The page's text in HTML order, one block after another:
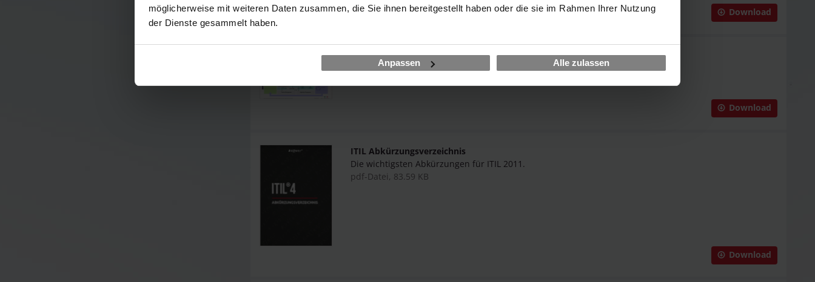
möglicherweise mit weiteren Daten zusammen, die Sie ihnen bereitgestellt haben oder die sie im Rahmen Ihrer Nutzung
der Dienste gesammelt haben.
Anpassen Alle zulassen
Download
ITIL 2011 Processmodel (English)
The small and the big picture of ITIL.
Download
ITIL Abkürzungsverzeichnis
Die wichtigsten Abkürzungen für ITIL 2011.
pdf-Datei, 83.59 KB
Download